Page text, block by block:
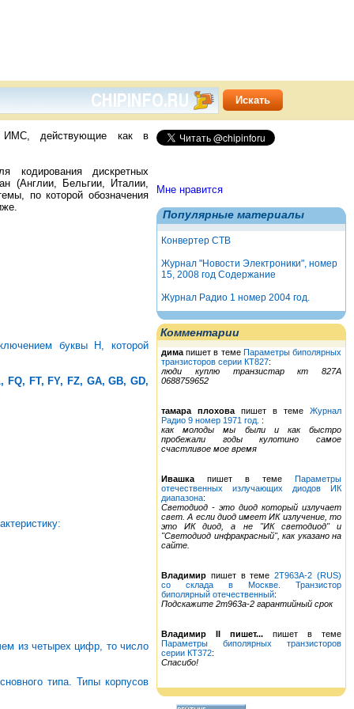
Мне нравится
Популярные материалы
Конвертер СТВ
Журнал "Новости Электроники", номер
15, 2008 год Содержание
Журнал Радио 1 номер 2004 год.
Комментарии
дима пишет в теме Параметры биполярных
транзисторов серии КТ827:
люди куплю транзистар кт 827А
0688759652
тамара плохова пишет в теме Журнал
Радио 9 номер 1971 год. :
как молоды мы были и как быстро
пробежали годы кулотино самое
счастливое мое время
Ивашка пишет в теме Параметры
отечественных излучающих диодов ИК
диапазона:
Светодиод - это диод который излучает
свет. А если диод имеет ИК излучение, то
это ИК диод, а не "ИК светодиод" и
"Светодиод инфракрасный", как указано на
сайте.
Владимир пишет в теме2Т963А-2 (RUS)
со склада в Москве. Транзистор
биполярный отечественный:
Подскажите 2т963а-2 гарантийный срок
Владимир II пишет... пишет в теме
Параметры биполярных транзисторов
серии КТ372:
Спасибо!
ИМС, действующие как в
кодирования дискретных
(Англии, Бельгии, Италии,
по которой обозначения
буквы Н, которой
FT, FY, FZ, GA, GB, GD,
из четырех цифр, то число
типа. Типы корпусов